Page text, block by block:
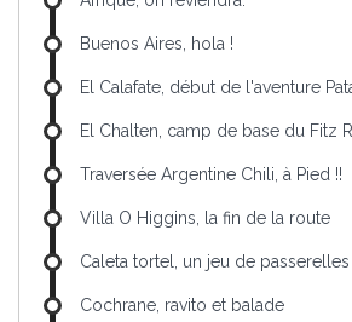
Buenos Aires, hola !
El Calafate, début de l'aventure
El Chalten, camp de base du Fitz
Traversée Argentine Chili, à Pied !!
Villa O Higgins, la fin de la route
Caleta tortel, un jeu de passerelles
Cochrane, ravito et balade